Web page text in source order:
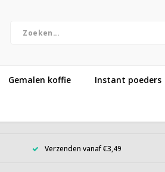
Gemalen koffie Instant poeders
Verzenden vanaf €3,49